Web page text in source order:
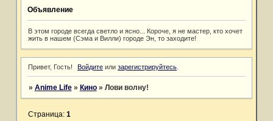
Объявление
В этом городе всегда светло и ясно... Короче, я не мастер, кто хочет
жить в нашем (Сэма и Вилли) городе Эн, то заходите!
Привет, Гость! Войдите илизарегистрируйтесь
» Anime Life » Кино » Лови волну!
Страница: 1